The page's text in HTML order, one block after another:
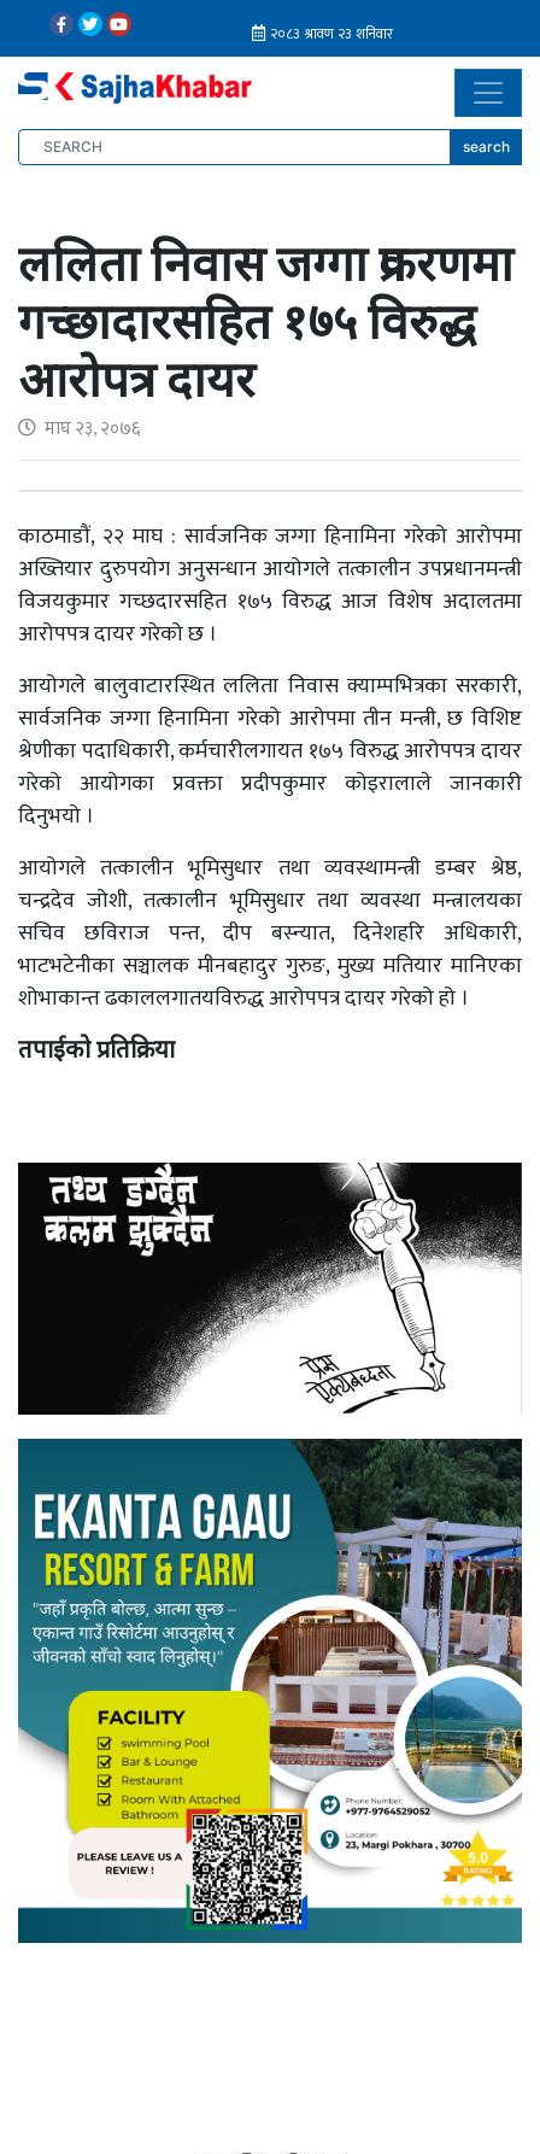
search
ललिता निवास जग्गा प्रकरणमा
गच्छादारसहित १७५ विरुद्ध
आरोपत्र दायर
माघ २३, २०७६
काठमाडौं, २२ माघ : सार्वजनिक जग्गा हिनामिना गरेको आरोपमा
अख्तियार दुरुपयोग अनुसन्धान आयोगले तत्कालीन उपप्रधानमन्त्री
विजयकुमार गच्छदारसहित १७५ विरुद्ध आज विशेष अदालतमा
आरोपपत्र दायर गरेको छ ।
आयोगले बालुवाटारस्थित ललिता निवास क्याम्पभित्रका सरकारी,
सार्वजनिक जग्गा हिनामिना गरेको आरोपमा तीन मन्त्री, छ विशिष्ट
श्रेणीका पदाधिकारी, कर्मचारीलगायत १७५ विरुद्ध आरोपपत्र दायर
गरेको आयोगका प्रवक्ता प्रदीपकुमार कोइरालाले जानकारी
दिनुभयो ।
आयोगले तत्कालीन भूमिसुधार तथा व्यवस्थामन्त्री डम्बर श्रेष्ठ,
चन्द्रदेव जोशी, तत्कालीन भूमिसुधार तथा व्यवस्था मन्त्रालयका
सचिव छविराज पन्त, दीप बस्न्यात, दिनेशहरि अधिकारी,
भाटभटेनीका सञ्चालक मीनबहादुर गुरुङ, मुख्य मतियार मानिएका
शोभाकान्त ढकाललगातयविरुद्ध आरोपपत्र दायर गरेको हो ।
तपाईको प्रतिक्रिया